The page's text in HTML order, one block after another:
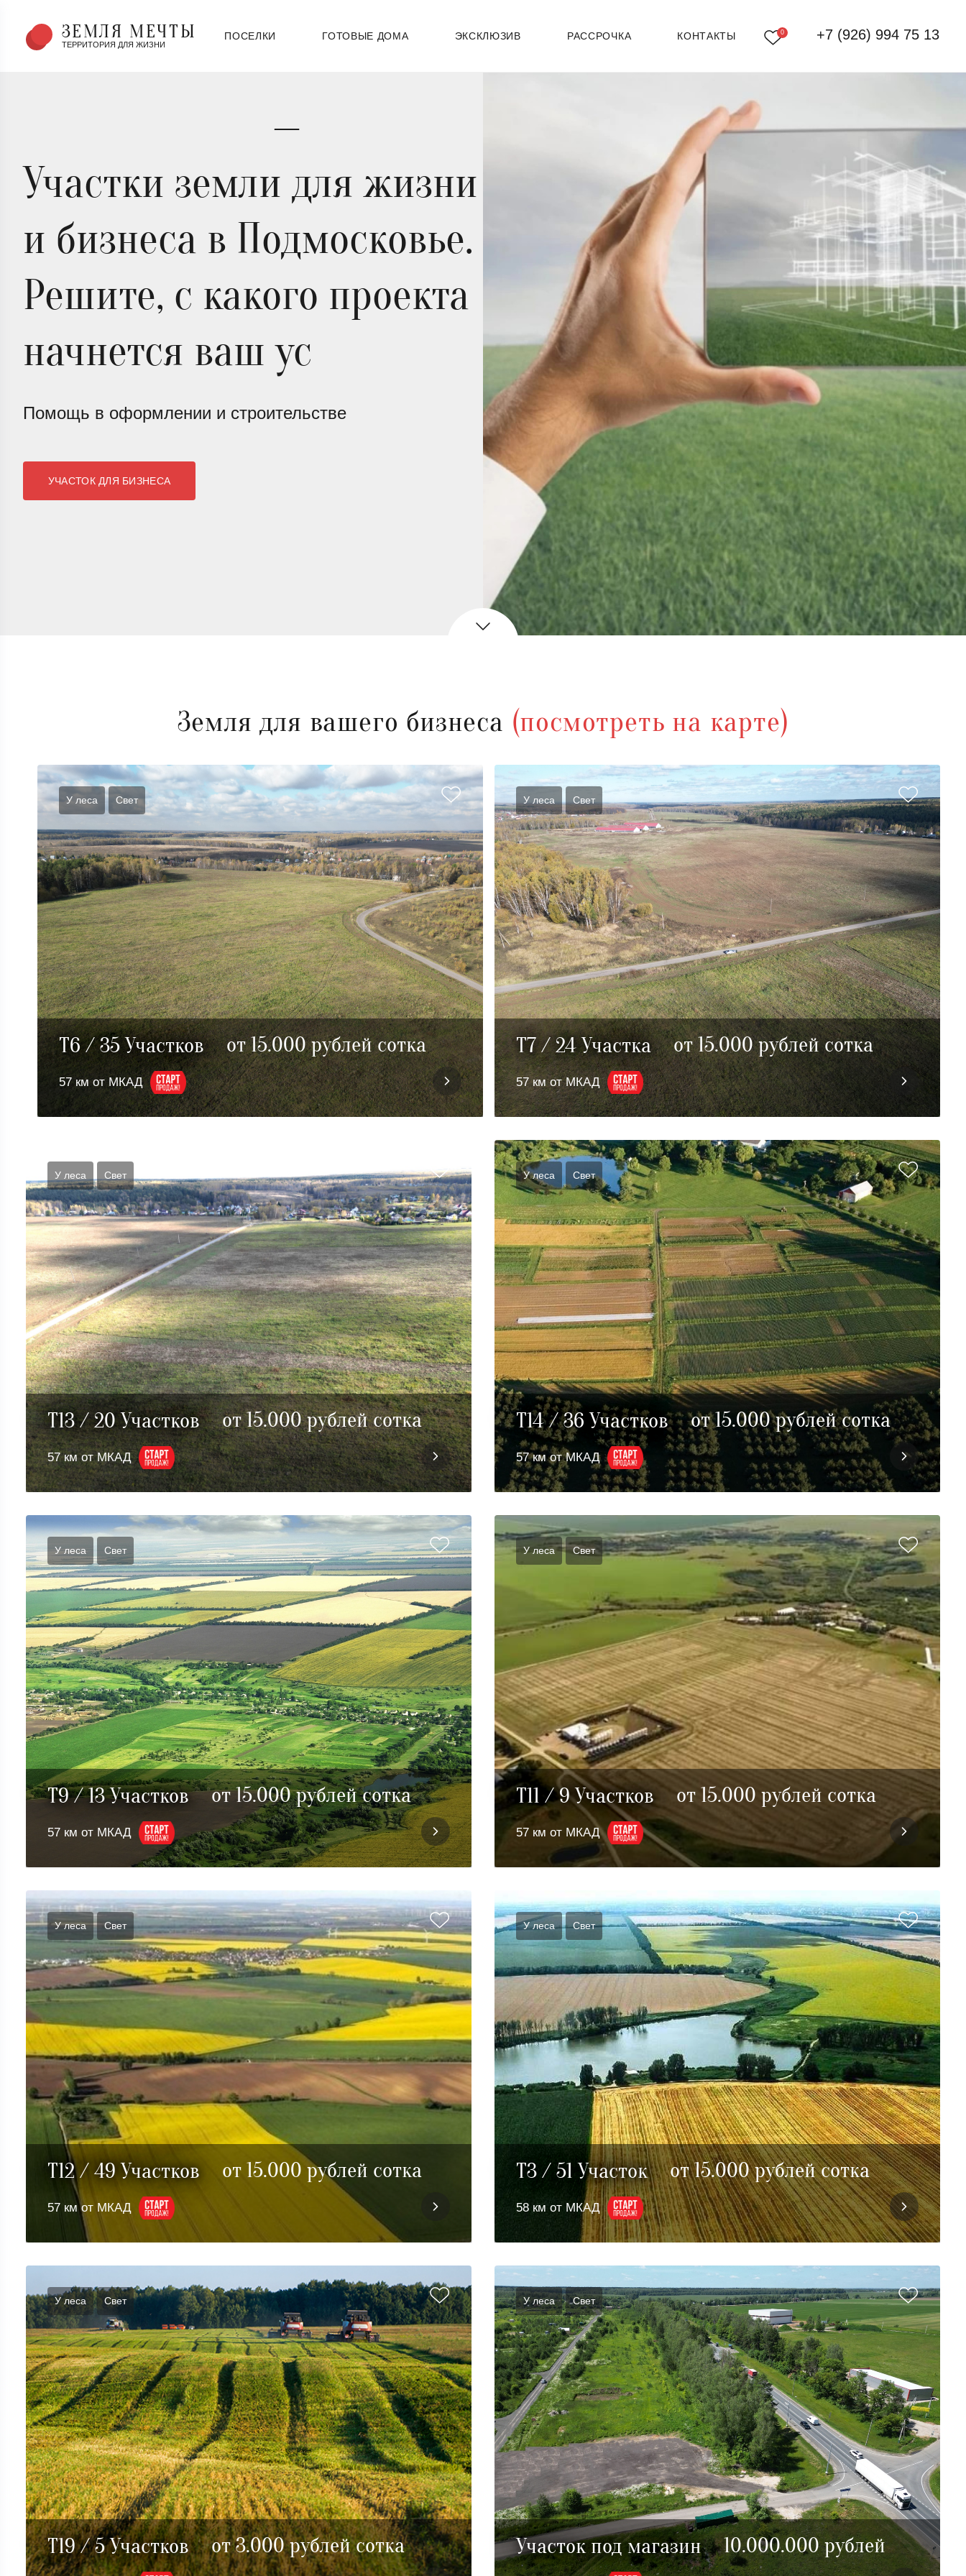
ЗЕМЛЯ МЕЧТЫ
ТЕРРИТОРИЯ ДЛЯ ЖИЗНИ
ПОСЕЛКИ ГОТОВЫЕ ДОМА ЭКСКЛЮЗИВ РАССРОЧКА КОНТАКТЫ 0 +7 (926) 994 75 13
—
Участки земли для жизни
и бизнеса в Подмосковье.
Решите, с какого проекта
начнется ваш успех
Помощь в оформлении и строительстве
УЧАСТОК ДЛЯ БИЗНЕСА
Земля для вашего бизнеса (посмотреть на карте)
У леса Cвет
Т6 / 35 Участков от 15.000 рублей сотка
57 км от МКАД
У леса Cвет
T7 / 24 Участка от 15.000 рублей сотка
57 км от МКАД
У леса Cвет
T13 / 20 Участков от 15.000 рублей сотка
57 км от МКАД
У леса Cвет
T14 / 36 Участков от 15.000 рублей сотка
57 км от МКАД
У леса Cвет
T9 / 13 Участков от 15.000 рублей сотка
57 км от МКАД
У леса Cвет
T11 / 9 Участков от 15.000 рублей сотка
57 км от МКАД
У леса Cвет
T12 / 49 Участков от 15.000 рублей сотка
57 км от МКАД
У леса Cвет
T3 / 51 Участок от 15.000 рублей сотка
58 км от МКАД
У леса Cвет
T19 / 5 Участков от 3.000 рублей сотка
У леса Cвет
Участок под магазин 10.000.000 рублей